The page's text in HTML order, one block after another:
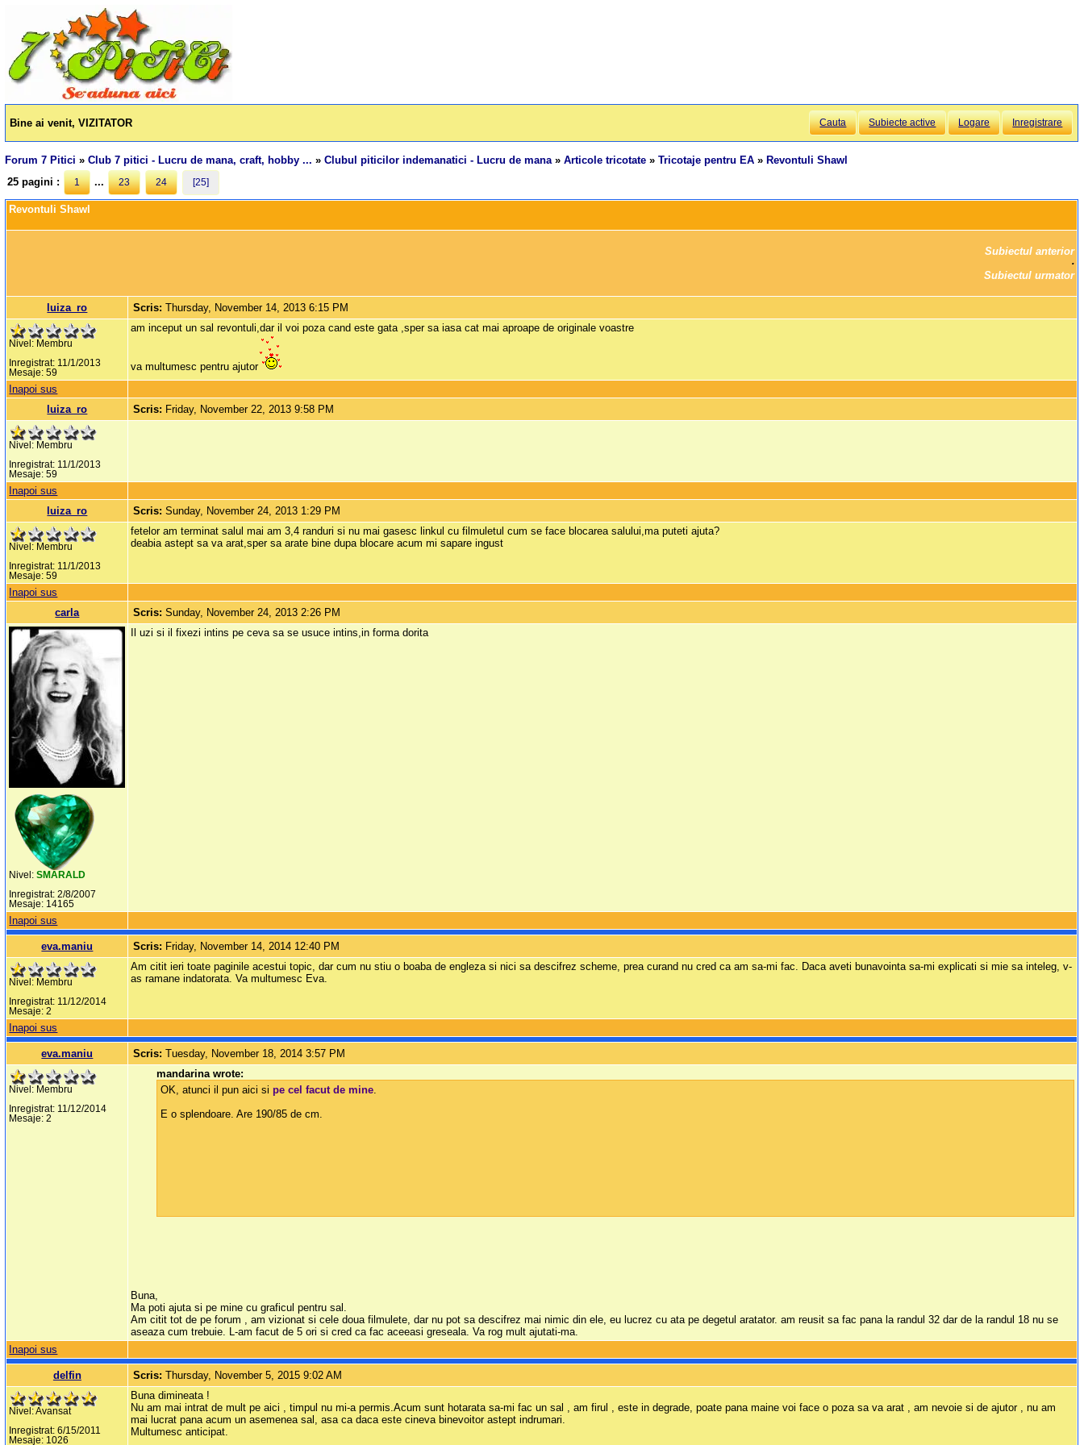
Bine ai venit, VIZITATOR Cauta Subiecte active Logare Inregistrare
Forum 7 Pitici »Club 7 pitici - Lucru de mana, craft, hobby ... »Clubul piticilor indemanatici - Lucru de mana»Articole tricotate »Tricotaje pentru EA » Revontuli Shawl
25 pagini :
1 ... 23 24 [25]
Revontuli Shawl
Subiectul anterior
Subiectul urmator
luiza_ro Scris:Thursday, November 14, 2013 6:15 PM
Nivel: Membru
Inregistrat: 11/1/2013
Mesaje: 59
am inceput un sal revontuli,dar il voi poza cand este gata ,sper sa iasa cat mai aproape de originale voastre
va multumesc pentru ajutor
Inapoi sus
luiza_ro
Scris: Friday, November 22, 2013 9:58 PM
Nivel: Membru
Inregistrat: 11/1/2013
Mesaje: 59
Inapoi sus
luiza_ro
Scris:Sunday, November 24, 2013 1:29 PM
Nivel: Membru
Inregistrat: 11/1/2013
Mesaje: 59
fetelor am terminat salul mai am 3,4 randuri si nu mai gasesc linkul cu filmuletul cum se face blocarea salului,ma puteti ajuta?
deabia astept sa va arat,sper sa arate bine dupa blocare acum mi sapare ingust
Inapoi sus
carla
Scris:Sunday, November 24, 2013 2:26 PM
Nivel:SMARALD
Inregistrat: 2/8/2007
Mesaje: 14165
Il uzi si il fixezi intins pe ceva sa se usuce intins,in forma dorita
Inapoi sus
eva.maniu Scris: Friday, November 14, 2014 12:40 PM
Nivel: Membru
Inregistrat: 11/12/2014
Mesaje: 2
Am citit ieri toate paginile acestui topic, dar cum nu stiu o boaba de engleza si nici sa descifrez scheme, prea curand nu cred ca am sa-mi fac. Daca aveti bunavointa sa-mi explicati si mie sa inteleg, v-
as ramane indatorata. Va multumesc Eva.
Inapoi sus
eva.maniu Scris:Tuesday, November 18, 2014 3:57 PM
Nivel: Membru
Inregistrat: 11/12/2014
Mesaje: 2
mandarina wrote:
OK, atunci il pun aici sipe cel facut de mine.
E o splendoare. Are 190/85 de cm.
Buna,
Ma poti ajuta si pe mine cu graficul pentru sal.
Am citit tot de pe forum , am vizionat si cele doua filmulete, dar nu pot sa descifrez mai nimic din ele, eu lucrez cu ata pe degetul aratator. am reusit sa fac pana la randul 32 dar de la randul 18 nu se
aseaza cum trebuie. L-am facut de 5 ori si cred ca fac aceeasi greseala. Va rog mult ajutati-ma.
Inapoi sus
delfin Scris:Thursday, November 5, 2015 9:02 AM
Nivel: Avansat
Inregistrat: 6/15/2011
Mesaje: 1026
Buna dimineata !
Nu am mai intrat de mult pe aici , timpul nu mi-a permis.Acum sunt hotarata sa-mi fac un sal , am firul , este in degrade, poate pana maine voi face o poza sa va arat , am nevoie si de ajutor , nu am
mai lucrat pana acum un asemenea sal, asa ca daca este cineva binevoitor astept indrumari.
Multumesc anticipat.